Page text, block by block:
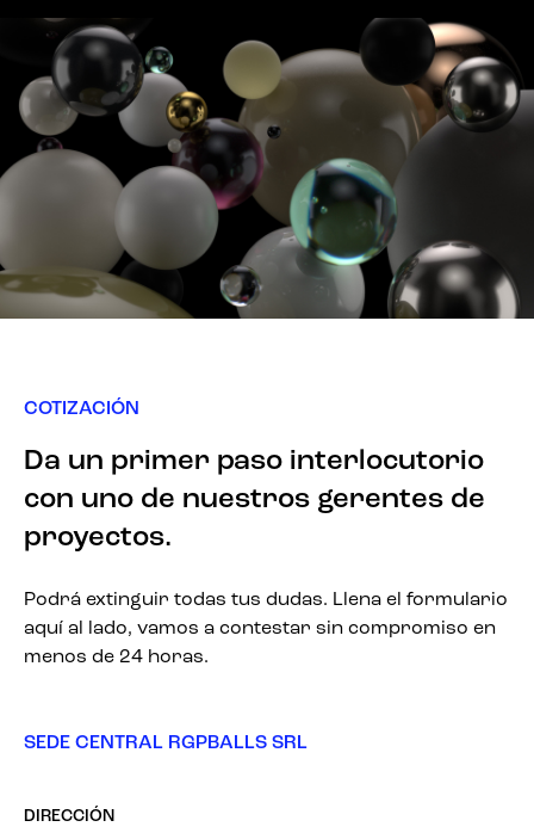
COTIZACIÓN
Da un primer paso interlocutorio
con uno de nuestros gerentes de
proyectos.
Podrá extinguir todas tus dudas. Llena el formulario
aquí al lado, vamos a contestar sin compromiso en
menos de 24 horas.
SEDE CENTRAL RGPBALLS SRL
DIRECCIÓN